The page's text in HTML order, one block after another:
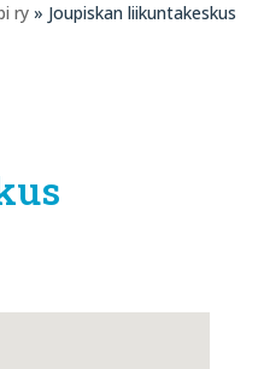
ry » Joupiskan liikuntakeskus